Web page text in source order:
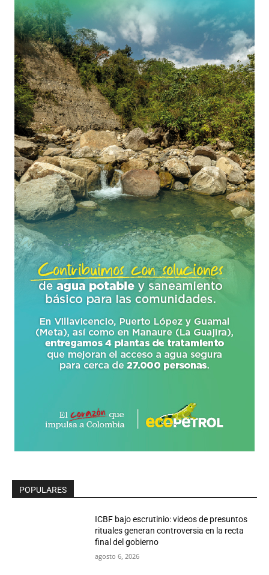
POPULARES
ICBF bajo escrutinio: videos de presuntos
rituales generan controversia en la recta
final del gobierno
agosto 6, 2026